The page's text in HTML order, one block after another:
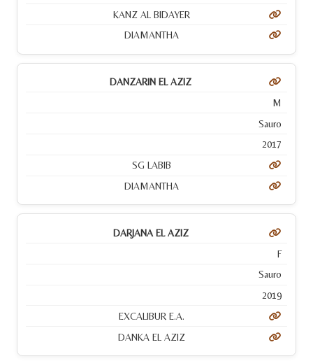
KANZ AL BIDAYER
DIAMANTHA
DANZARIN EL AZIZ
M
Sauro
2017
SG LABIB
DIAMANTHA
DARJANA EL AZIZ
F
Sauro
2019
EXCALIBUR E.A.
DANKA EL AZIZ